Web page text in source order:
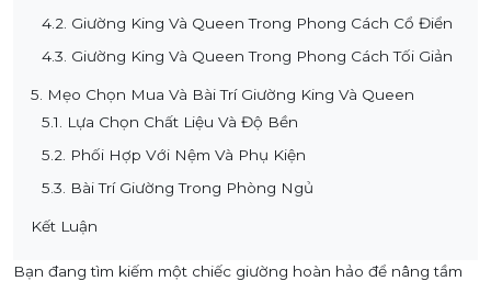
4.2. Giường King Và Queen Trong Phong Cách Cổ Điển
4.3. Giường King Và Queen Trong Phong Cách Tối Giản
5. Mẹo Chọn Mua Và Bài Trí Giường King Và Queen
5.1. Lựa Chọn Chất Liệu Và Độ Bền
5.2. Phối Hợp Với Nệm Và Phụ Kiện
5.3. Bài Trí Giường Trong Phòng Ngủ
Kết Luận
Bạn đang tìm kiếm một chiếc giường hoàn hảo để nâng tầm